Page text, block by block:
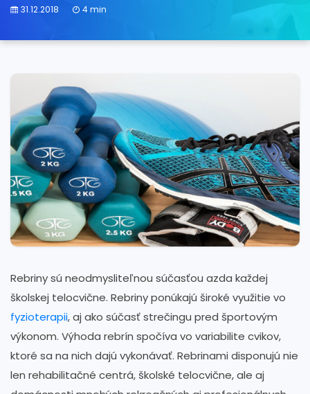
31.12.2018 4 min
Rebriny sú neodmysliteľnou súčasťou azda každej
školskej telocvične. Rebriny ponúkajú široké využitie vo
fyzioterapii, aj ako súčasť strečingu pred športovým
výkonom. Výhoda rebrín spočíva vo variabilite cvikov,
ktoré sa na nich dajú vykonávať. Rebrinami disponujú nie
len rehabilitačné centrá, školské telocvične, ale aj